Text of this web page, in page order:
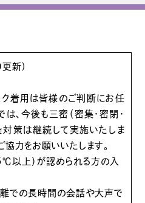
新)
ク着用は皆様のご判断にお任
、今後も三密（密集・密閉・
対策は継続して実施いたしま
協力をお願いいたします。
以上）が認められる方の入
での長時間の会話や大声で